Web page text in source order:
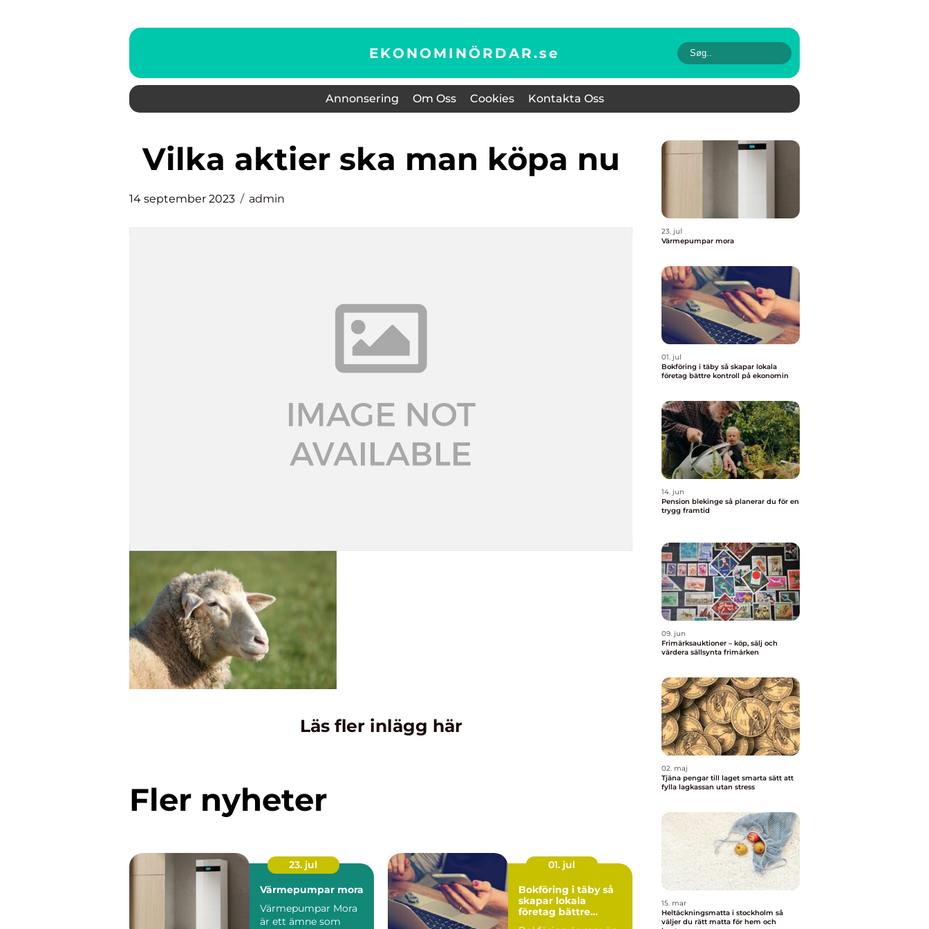
EKONOMINÖRDAR.se
Annonsering Om Oss Cookies Kontakta Oss
vilka aktier ska man köpa nu
14 september 2023 admin
Läs fler inlägg här
Fler nyheter
23. jul
Värmepumpar mora
Värmepumpar Mora
är ett ämne som
01. jul
Bokföring i täby så
skapar lokala
företag bättre
23. jul
Värmepumpar mora
01. jul
Bokföring i täby så skapar lokala
företag bättre kontroll på ekonomin
14. jun
Pension blekinge så planerar du för en
trygg framtid
09. jun
Frimärksauktioner – köp, sälj och
värdera sällsynta frimärken
02. maj
Tjäna pengar till laget smarta sätt att
fylla lagkassan utan stress
15. mar
Heltäckningsmatta i stockholm så
väljer du rätt matta för hem och